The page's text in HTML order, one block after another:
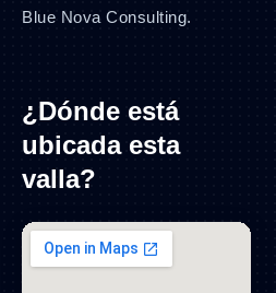
Blue Nova Consulting.
¿Dónde está
ubicada esta
valla?